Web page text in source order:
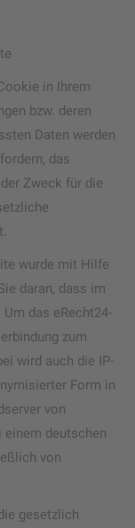
in Ihrem
bzw. deren
Daten werden
das
Zweck für die
wurde mit Hilfe
daran, dass im
das eRecht24-
zum
wird auch die IP-
Form in
von
einem deutschen
von
gesetzlich